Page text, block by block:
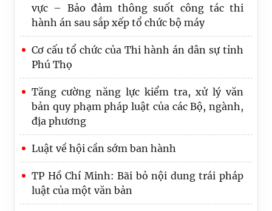
vực – Bảo đảm thông suốt công tác thi
hành án sau sắp xếp tổ chức bộ máy
Cơ cấu tổ chức của Thi hành án dân sự tỉnh
Phú Thọ
Tăng cường năng lực kiểm tra, xử lý văn
bản quy phạm pháp luật của các Bộ, ngành,
địa phương
Luật về hội cần sớm ban hành
TP Hồ Chí Minh: Bãi bỏ nội dung trái pháp
luật của một văn bản
Thi hành án Phú Thọ giải phóng điểm
nghẽn, tạo động lực để tăng tốc đạt chỉ
tiêu, nhiệm vụ